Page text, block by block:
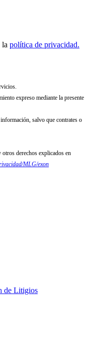
la política de privacidad.
expreso mediante la presente
salvo que contrates o
derechos explicados en
MLG/exon
de Litigios